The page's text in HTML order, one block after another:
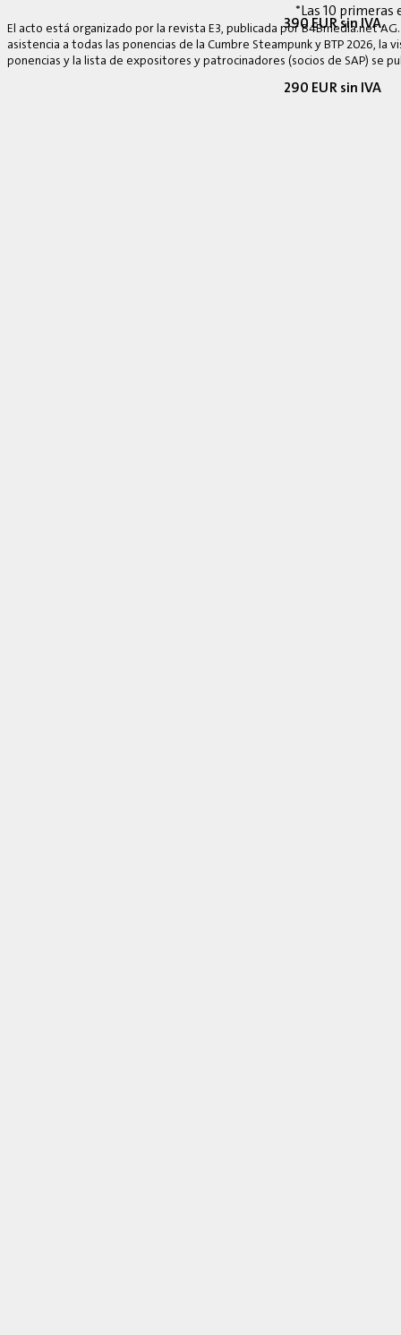
390 EUR sin IVA.
290 EUR sin IVA
*Las 10
El acto está organizado por la revista E3, publicada por B4Bmedia.net
asistencia a todas las ponencias de la Cumbre Steampunk y BTP 2026,
ponencias y la lista de expositores y patrocinadores (socios de SAP) se